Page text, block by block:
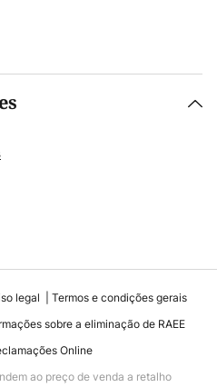
legal
Termos e condições gerais
sobre a eliminação de RAEE
Online
ao preço de venda a retalho